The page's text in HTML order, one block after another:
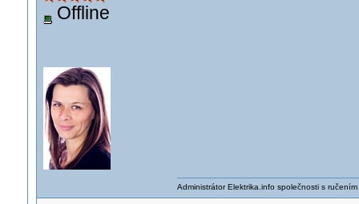
Offline
Administrátor Elektrika.info společnosti s